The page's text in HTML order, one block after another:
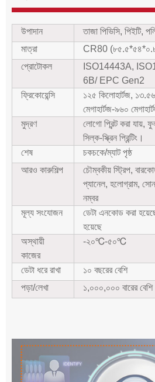
উপাদান
তাজা পিভিসি, পিইটি,
মাত্রা
CR80
প্রোটোকল
ISO14443A,
6B/ EPC Gen2
ফ্রিকোয়েন্সি
১২৫ কিলোহার্টজ,
মেগাহার্টজ-৯৬০
মুদ্রণ
লোগো প্রিন্ট করা যায়,
সিল্ক-স্ক্রিন প্রিন্টিং।
শেষ
চকচকে/ম্যাট পৃষ্ঠ
আরও কারুশিল্প
চৌম্বকীয় স্ট্রিপ,
প্যানেল, হলোগ্রাম,
নম্বর
মূল্য সংযোজন
ডেটা এনকোড করা
হয়েছে
অস্থায়ী
কাজের
-২০℃-৫০℃
ডেটা ধরে রাখা
১০ বছরের বেশি
পড়া/লেখা
১,০০০,০০০ বারের বেশি